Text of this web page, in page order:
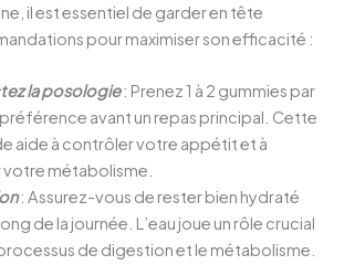
il est essentiel de garder en tête
pour maximiser son efficacité :
la posologie: Prenez 1 à 2 gummies par
avant un repas principal. Cette
aide à contrôler votre appétit et à
votre métabolisme.
: Assurez-vous de rester bien hydraté
de la journée. L’eau joue un rôle crucial
de digestion et le métabolisme.